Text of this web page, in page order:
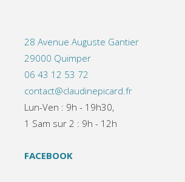
28 Avenue Auguste Gantier
29000 Quimper
06 43 12 53 72
contact@claudinepicard.fr
Lun-Ven : 9h - 19h30,
1 Sam sur 2 : 9h - 12h
FACEBOOK